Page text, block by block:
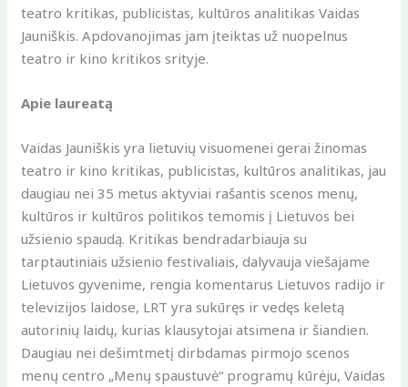
teatro kritikas, publicistas, kultūros analitikas Vaidas
Jauniškis. Apdovanojimas jam įteiktas už nuopelnus
teatro ir kino kritikos srityje.
Apie laureatą
Vaidas Jauniškis yra lietuvių visuomenei gerai žinomas
teatro ir kino kritikas, publicistas, kultūros analitikas, jau
daugiau nei 35 metus aktyviai rašantis scenos menų,
kultūros ir kultūros politikos temomis į Lietuvos bei
užsienio spaudą. Kritikas bendradarbiauja su
tarptautiniais užsienio festivaliais, dalyvauja viešajame
Lietuvos gyvenime, rengia komentarus Lietuvos radijo ir
televizijos laidose, LRT yra sukūręs ir vedęs keletą
autorinių laidų, kurias klausytojai atsimena ir šiandien.
Daugiau nei dešimtmetį dirbdamas pirmojo scenos
menų centro „Menų spaustuvė“ programų kūrėju, Vaidas